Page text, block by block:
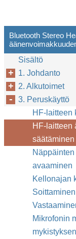
Bluetooth Stereo
Sisältö
1. Johdanto
2. Alkutoimet
3. Peruskäyttö
HF-laitteen
HF-laitteen
säätäminen
avaaminen
Kellonajan
Soittaminen
Mikrofonin